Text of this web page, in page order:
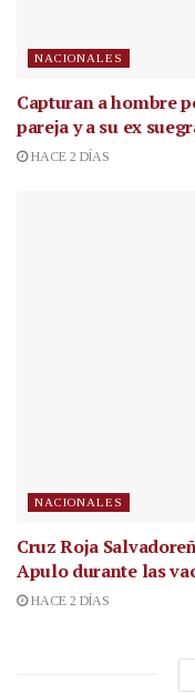
NACIONALES
Capturan a hombre
pareja y a su ex
HACE 2 DÍAS
NACIONALES
Cruz Roja
Apulo durante las
HACE 2 DÍAS